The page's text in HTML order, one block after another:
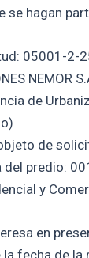
se hagan
05001-2-
NEMOR
de
de
del predio:
y
en